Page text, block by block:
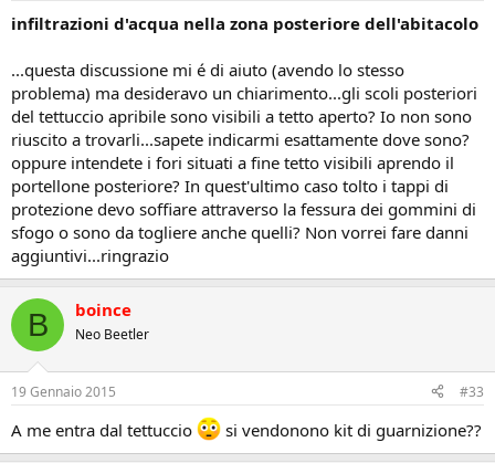
infiltrazioni d'acqua nella zona posteriore dell'abitacolo
...questa discussione mi é di aiuto (avendo lo stesso
problema) ma desideravo un chiarimento...gli scoli posteriori
del tettuccio apribile sono visibili a tetto aperto? Io non sono
riuscito a trovarli...sapete indicarmi esattamente dove sono?
oppure intendete i fori situati a fine tetto visibili aprendo il
portellone posteriore? In quest'ultimo caso tolto i tappi di
protezione devo soffiare attraverso la fessura dei gommini di
sfogo o sono da togliere anche quelli? Non vorrei fare danni
aggiuntivi...ringrazio
B boince
Neo Beetler
19 Gennaio 2015 #33
A me entra dal tettuccio si vendonono kit di guarnizione??